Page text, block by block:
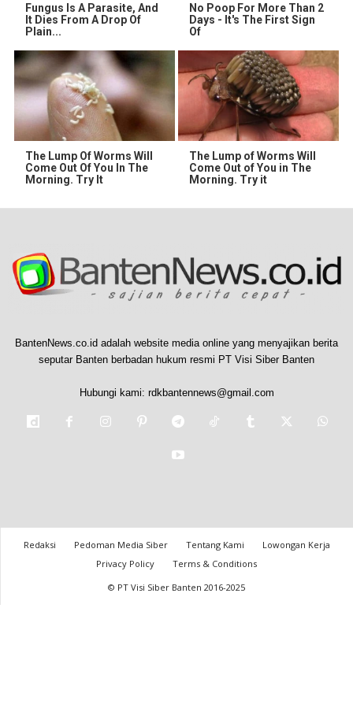
Fungus Is A Parasite, And
It Dies From A Drop Of
Plain...
No Poop For More Than 2
Days - It's The First Sign
Of
The Lump Of Worms Will
Come Out Of You In The
Morning. Try It
The Lump of Worms Will
Come Out of You in The
Morning. Try it
BantenNews.co.id adalah website media online yang menyajikan berita
seputar Banten berbadan hukum resmi PT Visi Siber Banten
Hubungi kami: rdkbantennews@gmail.com
Redaksi Pedoman Media Siber Tentang Kami
Lowongan Kerja
Privacy Policy
Terms & Conditions
© PT Visi Siber Banten 2016-2025